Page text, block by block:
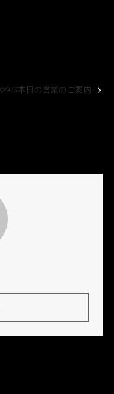
9/3本日の営業のご案内